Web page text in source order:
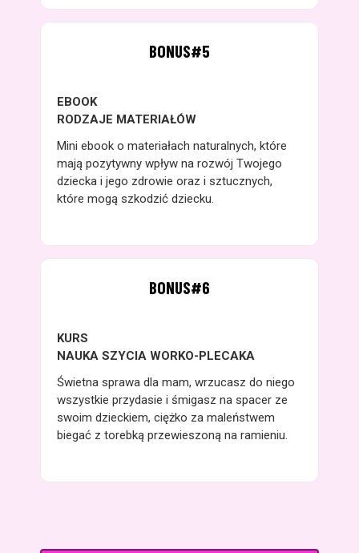
BONUS#5
EBOOK
RODZAJE MATERIAŁÓW
Mini ebook o materiałach naturalnych, które
mają pozytywny wpływ na rozwój Twojego
dziecka i jego zdrowie oraz i sztucznych,
które mogą szkodzić dziecku.
BONUS#6
KURS
NAUKA SZYCIA WORKO-PLECAKA
Świetna sprawa dla mam, wrzucasz do niego
wszystkie przydasie i śmigasz na spacer ze
swoim dzieckiem, ciężko za maleństwem
biegać z torebką przewieszoną na ramieniu.